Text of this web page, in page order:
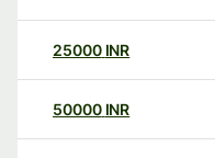
25000 INR
50000 INR